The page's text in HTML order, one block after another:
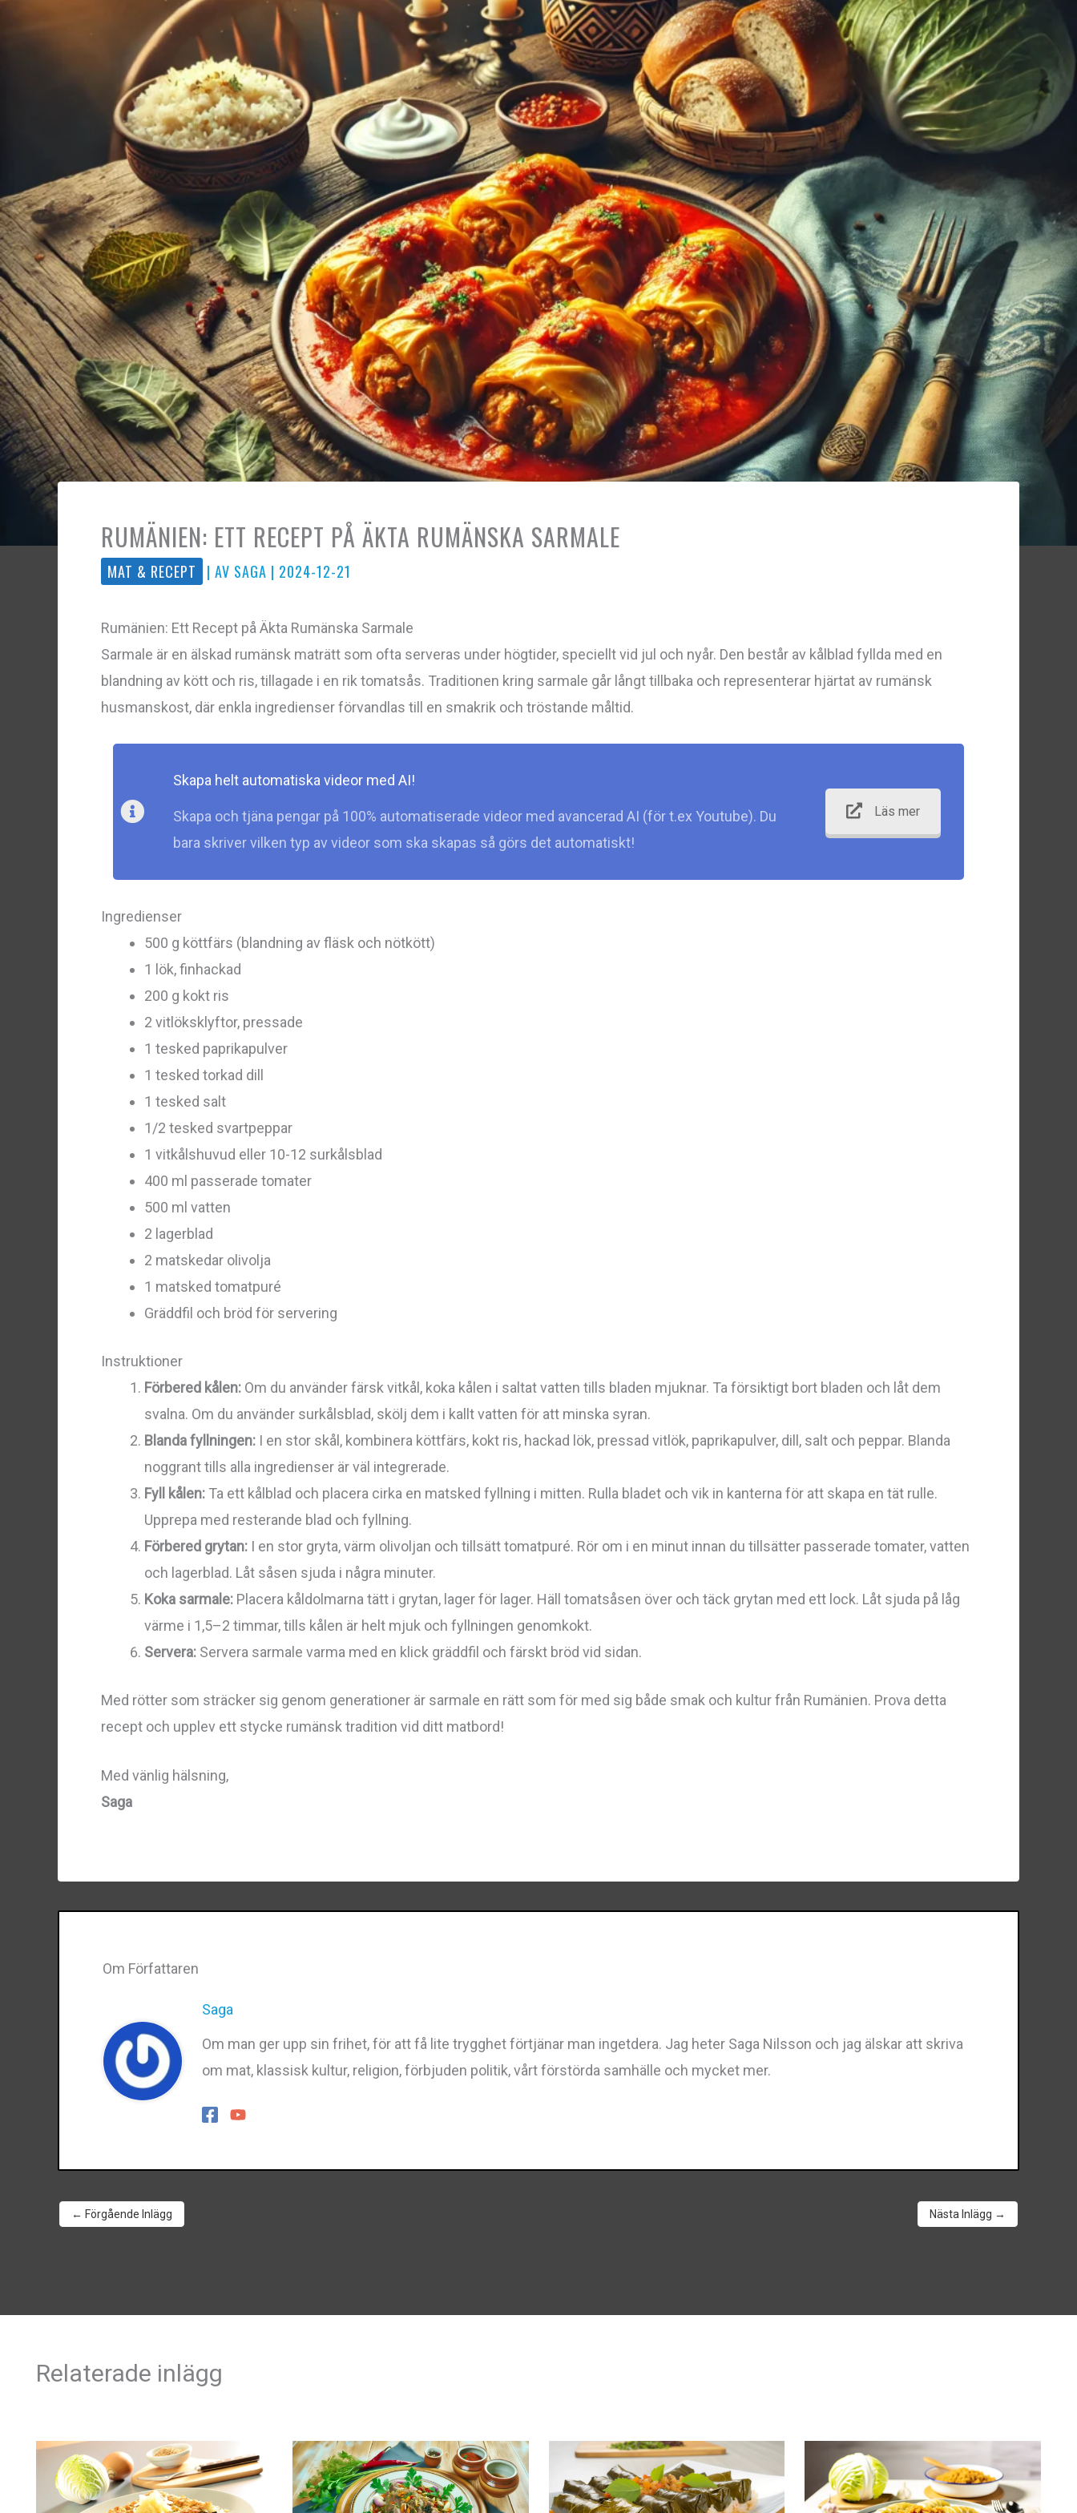
RUMÄNIEN: ETT RECEPT PÅ ÄKTA RUMÄNSKA SARMALE
MAT & RECEPT | AV SAGA | 2024-12-21
Rumänien: Ett Recept på Äkta Rumänska Sarmale
Sarmale är en älskad rumänsk maträtt som ofta serveras under högtider, speciellt vid jul och nyår. Den består av kålblad fyllda med en
blandning av kött och ris, tillagade i en rik tomatsås. Traditionen kring sarmale går långt tillbaka och representerar hjärtat av rumänsk
husmanskost, där enkla ingredienser förvandlas till en smakrik och tröstande måltid.
Skapa helt automatiska videor med AI!
Skapa och tjäna pengar på 100% automatiserade videor med avancerad AI (för t.ex Youtube). Du
bara skriver vilken typ av videor som ska skapas så görs det automatiskt!
Läs mer
Ingredienser
500 g köttfärs (blandning av fläsk och nötkött)
1 lök, finhackad
200 g kokt ris
2 vitlöksklyftor, pressade
1 tesked paprikapulver
1 tesked torkad dill
1 tesked salt
1/2 tesked svartpeppar
1 vitkålshuvud eller 10-12 surkålsblad
400 ml passerade tomater
500 ml vatten
2 lagerblad
2 matskedar olivolja
1 matsked tomatpuré
Gräddfil och bröd för servering
Instruktioner
Förbered kålen: Om du använder färsk vitkål, koka kålen i saltat vatten tills bladen mjuknar. Ta försiktigt bort bladen och låt dem
svalna. Om du använder surkålsblad, skölj dem i kallt vatten för att minska syran.
Blanda fyllningen: I en stor skål, kombinera köttfärs, kokt ris, hackad lök, pressad vitlök, paprikapulver, dill, salt och peppar. Blanda
noggrant tills alla ingredienser är väl integrerade.
Fyll kålen: Ta ett kålblad och placera cirka en matsked fyllning i mitten. Rulla bladet och vik in kanterna för att skapa en tät rulle.
Upprepa med resterande blad och fyllning.
Förbered grytan: I en stor gryta, värm olivoljan och tillsätt tomatpuré. Rör om i en minut innan du tillsätter passerade tomater, vatten
och lagerblad. Låt såsen sjuda i några minuter.
Koka sarmale: Placera kåldolmarna tätt i grytan, lager för lager. Häll tomatsåsen över och täck grytan med ett lock. Låt sjuda på låg
värme i 1,5–2 timmar, tills kålen är helt mjuk och fyllningen genomkokt.
Servera: Servera sarmale varma med en klick gräddfil och färskt bröd vid sidan.
Med rötter som sträcker sig genom generationer är sarmale en rätt som för med sig både smak och kultur från Rumänien. Prova detta
recept och upplev ett stycke rumänsk tradition vid ditt matbord!
Med vänlig hälsning,
Saga
Om Författaren
Saga
Om man ger upp sin frihet, för att få lite trygghet förtjänar man ingetdera. Jag heter Saga Nilsson och jag älskar att skriva
om mat, klassisk kultur, religion, förbjuden politik, vårt förstörda samhälle och mycket mer.
← Förgående Inlägg Nästa Inlägg →
Relaterade inlägg